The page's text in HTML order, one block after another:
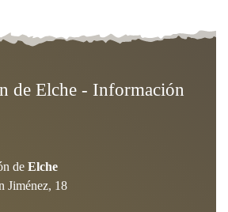
de Elche - Información
de Elche
Jiménez, 18